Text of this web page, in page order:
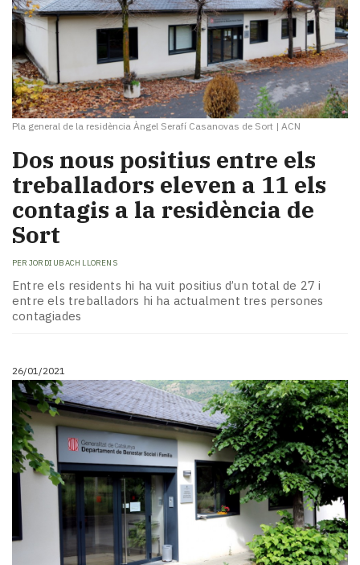
Pla general de la residència Àngel Serafí Casanovas de Sort | ACN
Dos nous positius entre els
treballadors eleven a 11 els
contagis a la residència de
Sort
PER JORDI UBACH LLORENS
Entre els residents hi ha vuit positius d’un total de 27 i
entre els treballadors hi ha actualment tres persones
contagiades
26/01/2021